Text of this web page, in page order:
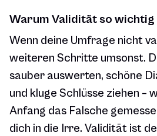
Warum Validität so
Wenn deine Umfrage nicht
weiteren Schritte umsonst.
sauber auswerten, schöne
und kluge Schlüsse ziehen –
Anfang das Falsche
dich in die Irre. Validität ist